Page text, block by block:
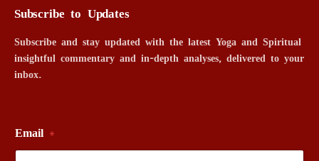
Subscribe to Updates
Subscribe and stay updated with the latest Yoga and Spiritual
insightful commentary and in-depth analyses, delivered to your
inbox.
Email *